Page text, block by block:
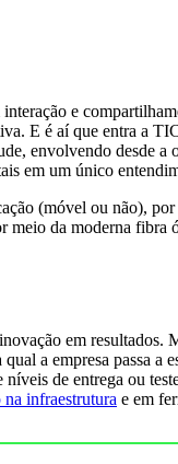
e
E é aí que entra a
envolvendo desde a
em um único
(móvel ou não), por
da moderna fibra
em resultados.
a empresa passa a
de entrega ou
infraestrutura e em